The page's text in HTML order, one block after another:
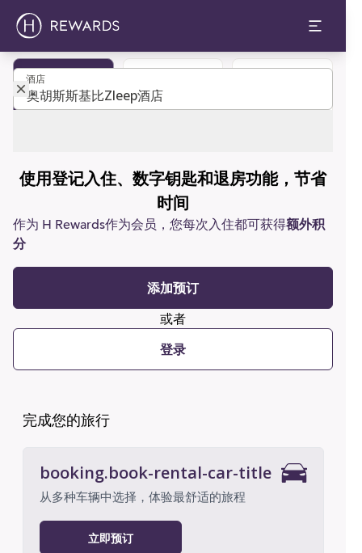
酒店
酒店
使用登记入住、数字钥匙和退房功能，节省
时间
作为 H Rewards作为会员，您每次入住都可获得额外积
分
添加预订
或者
登录
完成您的旅行
booking.book-rental-car-title
从多种车辆中选择，体验最舒适的旅程
立即预订